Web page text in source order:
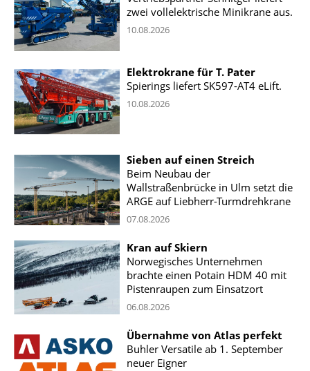
zwei vollelektrische Minikrane aus.
10.08.2026
Elektrokrane für T. Pater
Spierings liefert SK597-AT4 eLift.
10.08.2026
Sieben auf einen Streich
Beim Neubau der
Wallstraßenbrücke in Ulm setzt die
ARGE auf Liebherr-Turmdrehkrane
07.08.2026
Kran auf Skiern
Norwegisches Unternehmen
brachte einen Potain HDM 40 mit
Pistenraupen zum Einsatzort
06.08.2026
Übernahme von Atlas perfekt
Buhler Versatile ab 1. September
neuer Eigner